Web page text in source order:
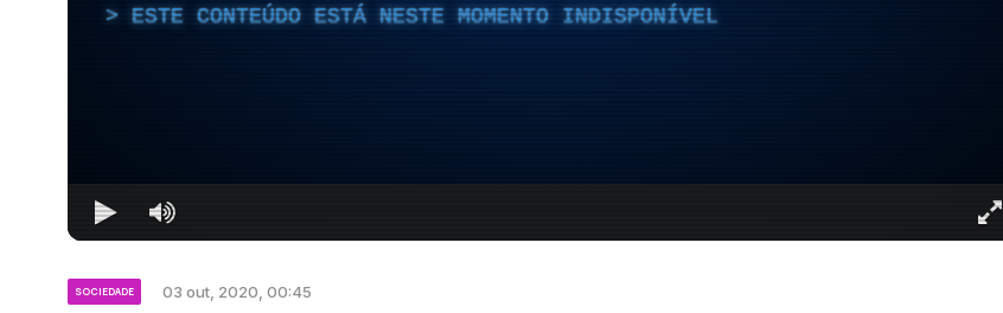
ESTE CONTEÚDO ESTÁ NESTE MOMENTO INDISPONÍVEL
SOCIEDADE 03 out, 2020, 00:45